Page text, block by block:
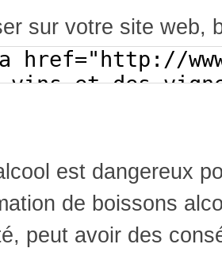
sur votre site web,
est dangereux
de boissons
peut avoir des